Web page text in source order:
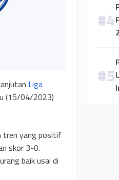
Liga
(15/04/2023)
tren yang positif
skor 3-0.
baik usai di